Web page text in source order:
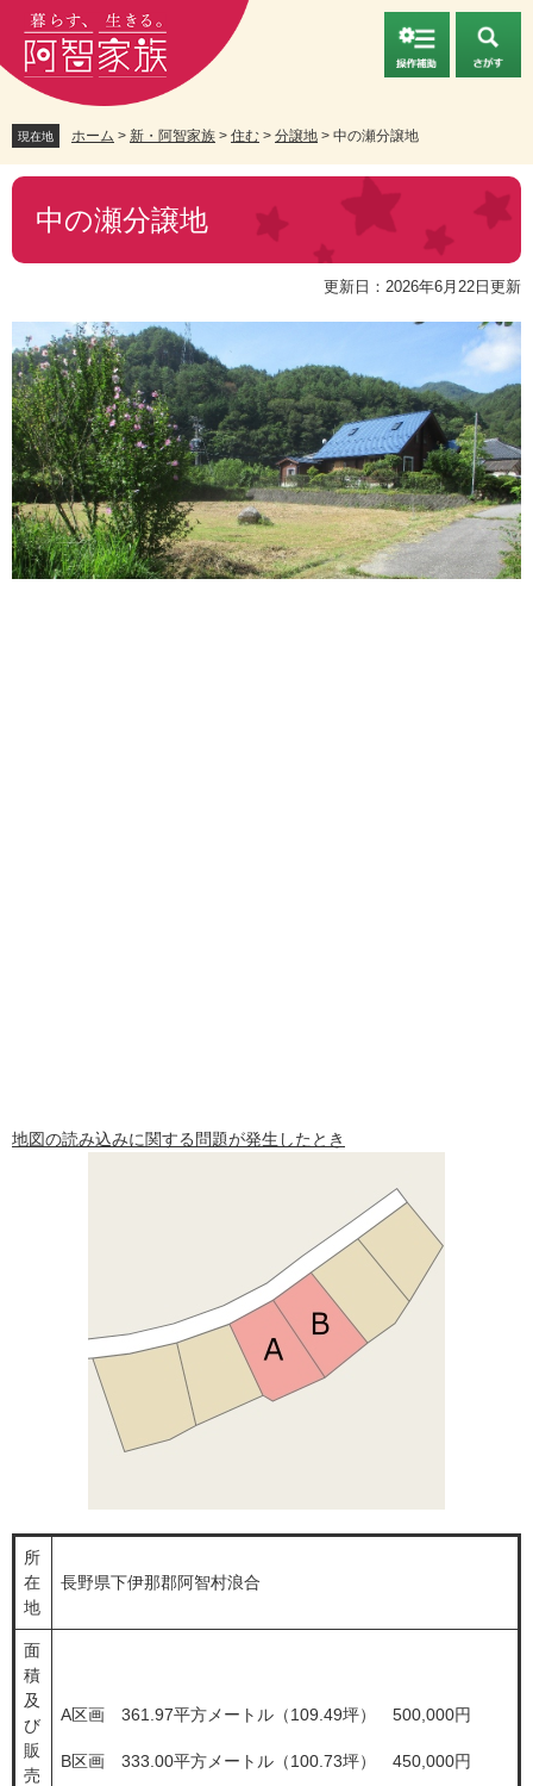
ジ
で
す。
ュ
ば
し
文
現在地 ホーム > 新・阿智家族 > 住む > 分譲地 > 中の瀬分譲地
本
中の瀬分譲地
更新日：2026年6月22日更新
地図の読み込みに関する問題が発生したとき
所
在
地
長野県下伊那郡阿智村浪合
面
積
及
び
販
売
A区画 361.97平方メートル（109.49坪） 500,000円
B区画 333.00平方メートル（100.73坪） 450,000円